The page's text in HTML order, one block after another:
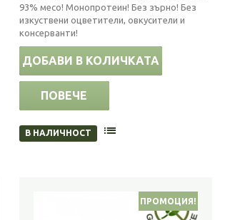
93% месо! Монопротеин! Без зърно! Без
изкуствени оцветители, овкусители и
консерванти!
ДОБАВИ В КОЛИЧКАТА
ПОВЕЧЕ
В НАЛИЧНОСТ
ПРОМОЦИЯ!